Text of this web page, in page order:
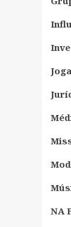
NA